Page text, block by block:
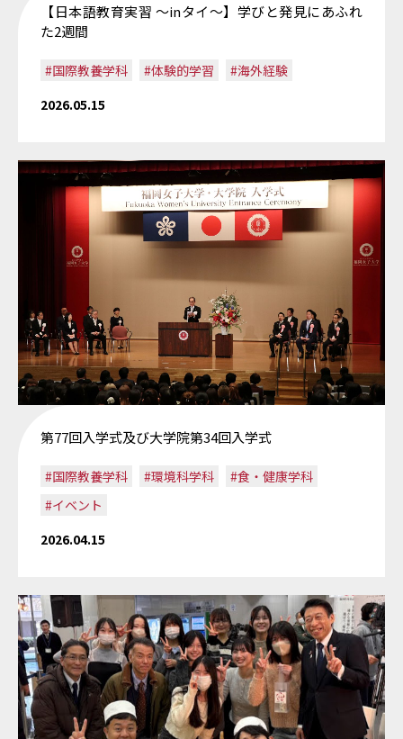
【日本語教育実習 ～inタイ～】学びと発見にあふれ
た2週間
#国際教養学科 #体験的学習
#海外経験
2026.05.15
第77回入学式及び大学院第34回入学式
#国際教養学科 #環境科学科
#食・健康学科
#イベント
2026.04.15